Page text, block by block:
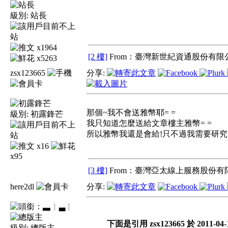
級別: 站長
x1964
x5263
[2 樓] From：臺灣新世紀資通股份有限
zsx123665
級別: 初露鋒芒
x16
x95
分享:
那個~我不會送雅幣耶= =
我只知道怎麼送給文章樓主雅幣= =
所以雅幣我還是會給!只不過我需要研
[3 樓] From：臺灣亞太線上服務股份有
here2dl
▃︴
分享:
下面是引用 zsx123665 於 2011-